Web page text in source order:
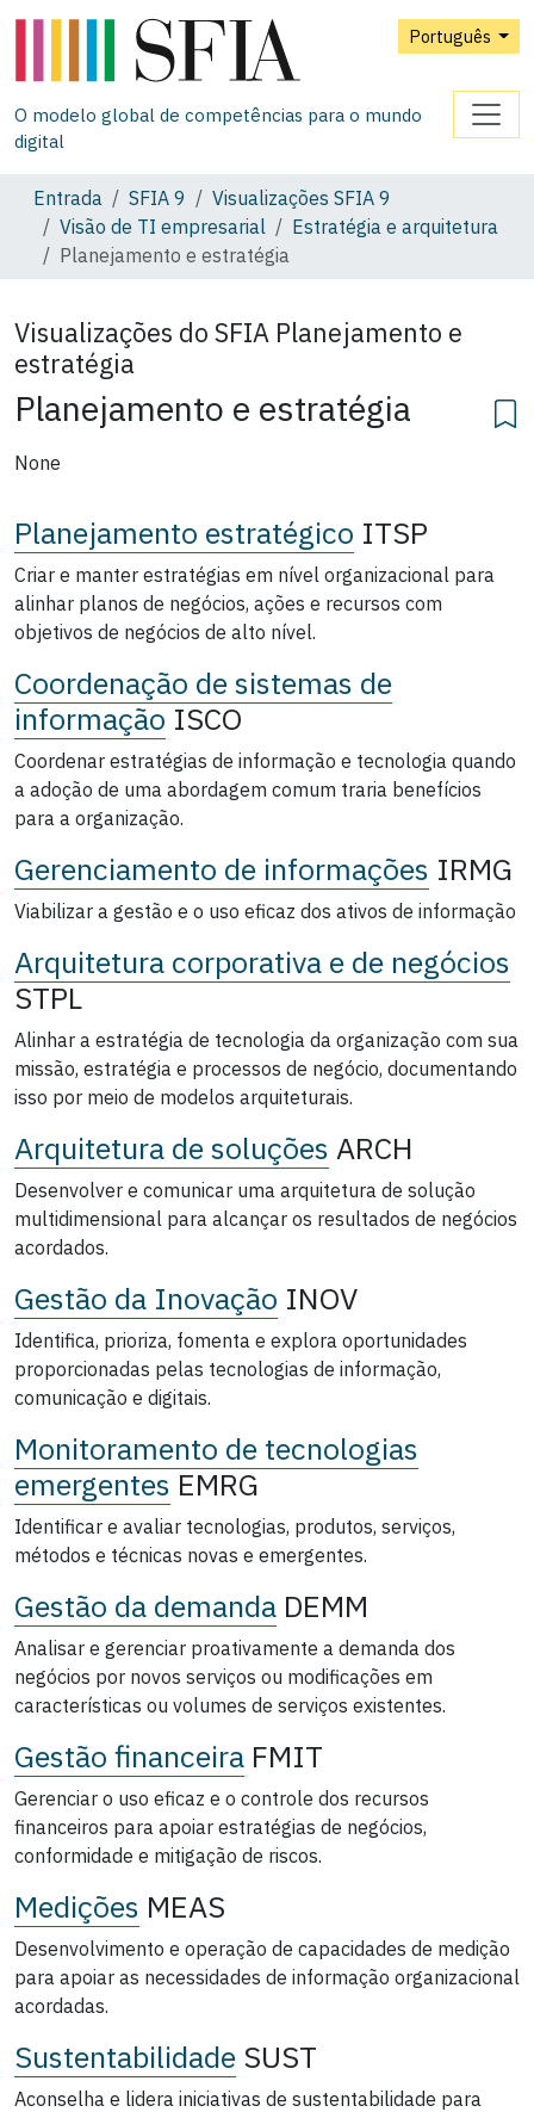
Português
O modelo global de competências para o mundo
digital
Entrada SFIA 9
Visualizações SFIA 9
Visão de TI empresarial
Estratégia e arquitetura
Planejamento e estratégia
Visualizações do SFIA Planejamento e
estratégia
Planejamento e estratégia
None
Planejamento estratégico ITSP
Criar e manter estratégias em nível organizacional para
alinhar planos de negócios, ações e recursos com
objetivos de negócios de alto nível.
Coordenação de sistemas de
informação ISCO
Coordenar estratégias de informação e tecnologia quando
a adoção de uma abordagem comum traria benefícios
para a organização.
Gerenciamento de informações IRMG
Viabilizar a gestão e o uso eficaz dos ativos de informação
Arquitetura corporativa e de negócios
STPL
Alinhar a estratégia de tecnologia da organização com sua
missão, estratégia e processos de negócio, documentando
isso por meio de modelos arquiteturais.
Arquitetura de soluções ARCH
Desenvolver e comunicar uma arquitetura de solução
multidimensional para alcançar os resultados de negócios
acordados.
Gestão da Inovação INOV
Identifica, prioriza, fomenta e explora oportunidades
proporcionadas pelas tecnologias de informação,
comunicação e digitais.
Monitoramento de tecnologias
emergentes EMRG
Identificar e avaliar tecnologias, produtos, serviços,
métodos e técnicas novas e emergentes.
Gestão da demanda DEMM
Analisar e gerenciar proativamente a demanda dos
negócios por novos serviços ou modificações em
características ou volumes de serviços existentes.
Gestão financeira FMIT
Gerenciar o uso eficaz e o controle dos recursos
financeiros para apoiar estratégias de negócios,
conformidade e mitigação de riscos.
Medições MEAS
Desenvolvimento e operação de capacidades de medição
para apoiar as necessidades de informação organizacional
acordadas.
Sustentabilidade SUST
Aconselha e lidera iniciativas de sustentabilidade para